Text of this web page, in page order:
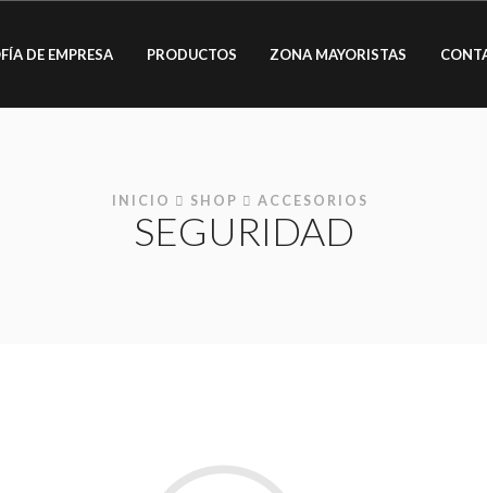
DE EMPRESA PRODUCTOS ZONA MAYORISTAS
INICIO SHOP ACCESORIOS
SEGURIDAD